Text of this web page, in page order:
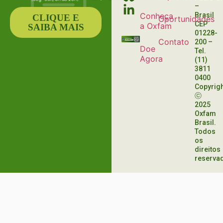
Conheça
a Oxfam
Doe
Agora
Oportunidades
Contato
–
Brasil
CEP
01228-
200 –
Tel.
(11)
3811
0400
ⓒ
2025
Oxfam
Brasil.
Todos
os
direitos
CLIQUE E
SAIBA MAIS